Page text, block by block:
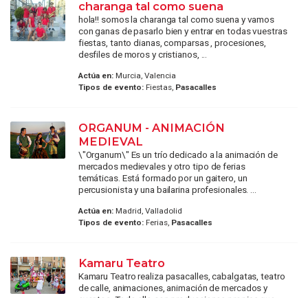
charanga tal como suena
hola!! somos la charanga tal como suena y vamos
con ganas de pasarlo bien y entrar en todas vuestras
fiestas, tanto dianas, comparsas , procesiones,
desfiles de moros y cristianos, ...
Actúa en:Murcia, Valencia
Tipos de evento:Fiestas, Pasacalles
ORGANUM - ANIMACIÓN
MEDIEVAL
\"Organum\" Es un trío dedicado a la animación de
mercados medievales y otro tipo de ferias
temáticas. Está formado por un gaitero, un
percusionista y una bailarina profesionales. ...
Actúa en:Madrid, Valladolid
Tipos de evento:Ferias, Pasacalles
Kamaru Teatro
Kamaru Teatro realiza pasacalles, cabalgatas, teatro
de calle, animaciones, animación de mercados y